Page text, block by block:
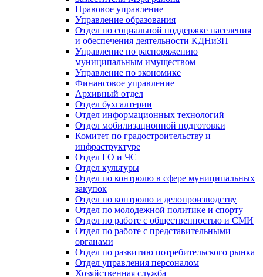
Правовое управление
Управление образования
Отдел по социальной поддержке населения
и обеспечения деятельности КДНиЗП
Управление по распоряжению
муниципальным имуществом
Управление по экономике
Финансовое управление
Архивный отдел
Отдел бухгалтерии
Отдел информационных технологий
Отдел мобилизационной подготовки
Комитет по градостроительству и
инфраструктуре
Отдел ГО и ЧС
Отдел культуры
Отдел по контролю в сфере муниципальных
закупок
Отдел по контролю и делопроизводству
Отдел по молодежной политике и спорту
Отдел по работе с общественностью и СМИ
Отдел по работе с представительными
органами
Отдел по развитию потребительского рынка
Отдел управления персоналом
Хозяйственная служба